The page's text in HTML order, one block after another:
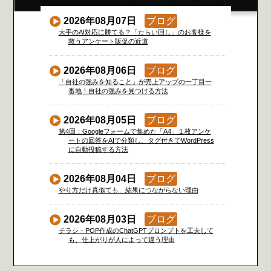
2026年08月07日 ブログ
大手のAI対応に勝てる？「たらい回し」のお客様を
救うアンケート販促の近道
2026年08月06日 ブログ
「自社の強みを知ること」が売上アップの一丁目一
番地！自社の強みを見つける方法
2026年08月05日 ブログ
第4回：Googleフォームで集めた「A4」１枚アンケ
ートの回答をAIで分類し、タグ付きでWordPress
に自動投稿する方法
2026年08月04日 ブログ
やり方だけ真似ても、結果につながらない理由
2026年08月03日 ブログ
チラシ・POP作成のChatGPTプロンプトを工夫して
も、仕上がりが人によって違う理由